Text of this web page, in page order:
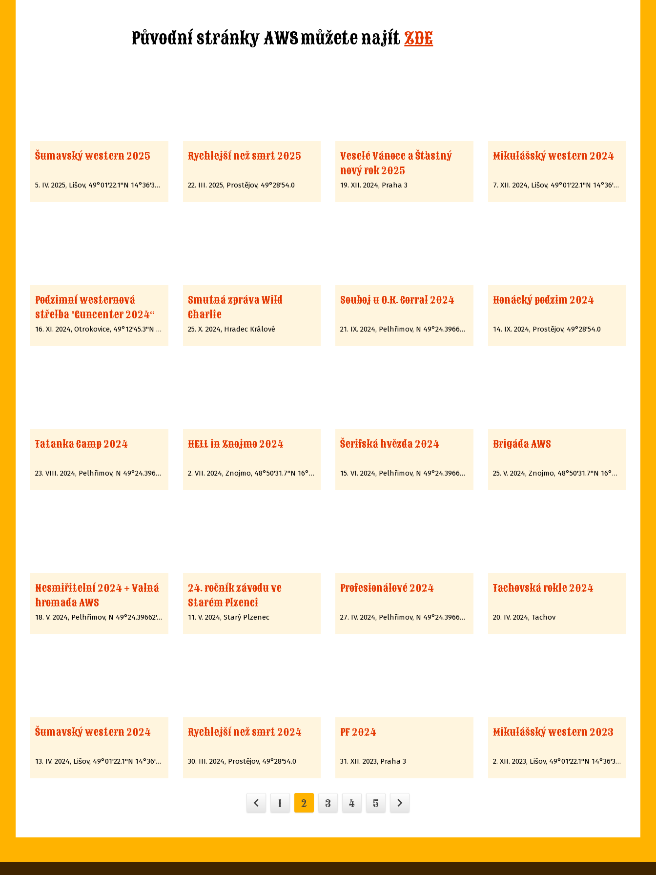
Původní stránky AWS můžete najítZDE
Šumavský western 2025
5. IV. 2025, Lišov, 49°01'22.1"N 14°36'35.7"E
Rychlejší než smrt 2025
22. III. 2025, Prostějov, 49°28'54.0
Veselé Vánoce a Šťastný
nový rok 2025
19. XII. 2024, Praha 3
Mikulášský western 2024
7. XII. 2024, Lišov, 49°01'22.1"N 14°36'35.7"E
Podzimní westernová
střelba "Guncenter 2024“
16. XI. 2024, Otrokovice, 49°12'45.3"N 17°31'09.1"E
Smutná zpráva Wild
Charlie
25. X. 2024, Hradec Králové
Souboj u O.K. Corral 2024
21. IX. 2024, Pelhřimov, N 49°24.39662', E 15°12.89285'
Honácký podzim 2024
14. IX. 2024, Prostějov, 49°28'54.0
Tatanka Camp 2024
23. VIII. 2024, Pelhřimov, N 49°24.39662', E 15°12.89285'
HELL in Znojmo 2024
2. VII. 2024, Znojmo, 48°50'31.7"N 16°06'06.6"E
Šerifská hvězda 2024
15. VI. 2024, Pelhřimov, N 49°24.39662', E 15°12.89285'
Brigáda AWS
25. V. 2024, Znojmo, 48°50'31.7"N 16°06'06.6"E
Nesmiřitelní 2024 + Valná
hromada AWS
18. V. 2024, Pelhřimov, N 49°24.39662', E 15°12.89285'
24. ročník závodu ve
Starém Plzenci
11. V. 2024, Starý Plzenec
Profesionálové 2024
27. IV. 2024, Pelhřimov, N 49°24.39662', E 15°12.89285'
Tachovská rokle 2024
20. IV. 2024, Tachov
Šumavský western 2024
13. IV. 2024, Lišov, 49°01'22.1"N 14°36'35.7"E
Rychlejší než smrt 2024
30. III. 2024, Prostějov, 49°28'54.0
PF 2024
31. XII. 2023, Praha 3
Mikulášský western 2023
2. XII. 2023, Lišov, 49°01'22.1"N 14°36'35.7"E
chevron_left 1 2 3 4 5 chevron_right